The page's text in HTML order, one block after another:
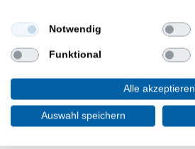
Notwendig
Funktional
Alle akzeptieren
Auswahl speichern